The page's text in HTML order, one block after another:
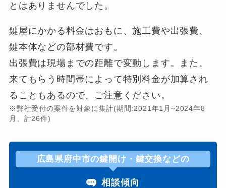
とはありませんでした。
鍵屋にかかる料金はおもに、施工費や出張費、
鍵本体などの部材費です。
出張費は現場までの距離で変動します。また、
来てもらう時間帯によって特別料金が加算され
ることもあるので、ご注意ください。
※弊社受付の案件を対象に集計(期間:2021年1月~2024年8
月、計26件)
広島県府中市の鍵開け・鍵交換などの
相談傾向